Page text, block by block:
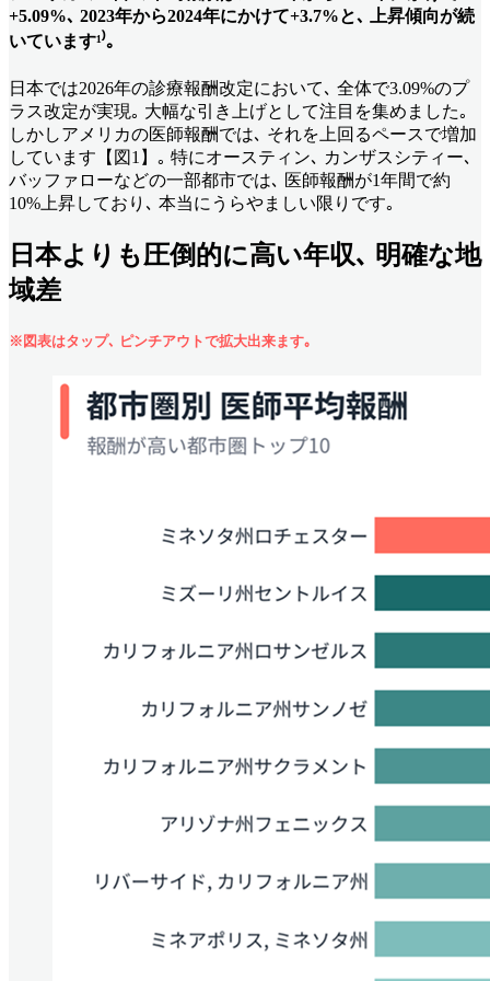
+5.09%､ 2023年から2024年にかけて+3.7%と､ 上昇傾向が続
いています¹⁾｡
日本では2026年の診療報酬改定において､ 全体で3.09%のプ
ラス改定が実現｡ 大幅な引き上げとして注目を集めました｡
しかしアメリカの医師報酬では､ それを上回るペースで増加
しています【図1】｡ 特にオースティン､ カンザスシティー､
バッファローなどの一部都市では､ 医師報酬が1年間で約
10%上昇しており､ 本当にうらやましい限りです｡
日本よりも圧倒的に高い年収､ 明確な地
域差
※図表はタップ､ ピンチアウトで拡大出来ます｡